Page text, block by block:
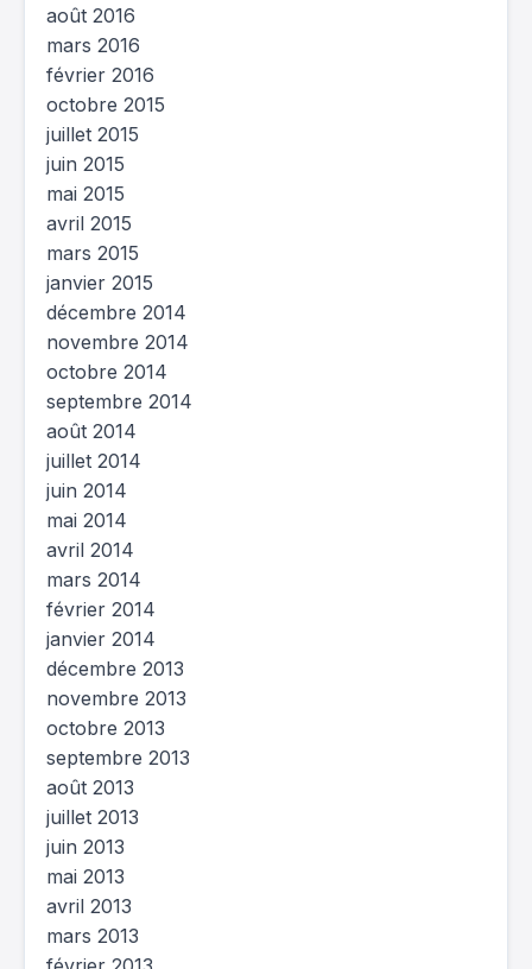
août 2016
mars 2016
février 2016
octobre 2015
juillet 2015
juin 2015
mai 2015
avril 2015
mars 2015
janvier 2015
décembre 2014
novembre 2014
octobre 2014
septembre 2014
août 2014
juillet 2014
juin 2014
mai 2014
avril 2014
mars 2014
février 2014
janvier 2014
décembre 2013
novembre 2013
octobre 2013
septembre 2013
août 2013
juillet 2013
juin 2013
mai 2013
avril 2013
mars 2013